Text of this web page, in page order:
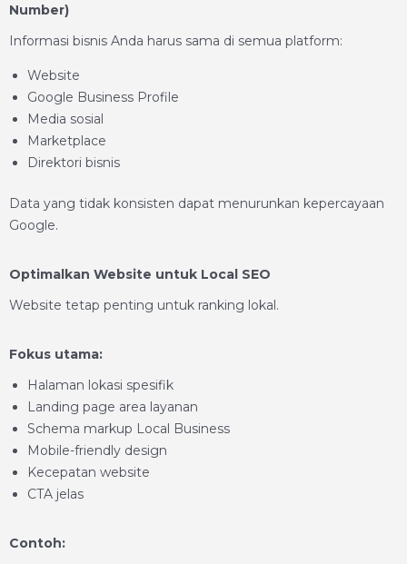
Number)
Informasi bisnis Anda harus sama di semua platform:
Website
Google Business Profile
Media sosial
Marketplace
Direktori bisnis
Data yang tidak konsisten dapat menurunkan kepercayaan
Google.
Optimalkan Website untuk Local SEO
Website tetap penting untuk ranking lokal.
Fokus utama:
Halaman lokasi spesifik
Landing page area layanan
Schema markup Local Business
Mobile-friendly design
Kecepatan website
CTA jelas
Contoh: